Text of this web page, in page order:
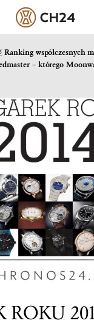
Ranking współczesnych
– którego
ROKU